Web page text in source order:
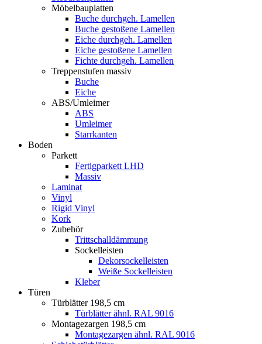
Möbelbauplatten
Buche durchgeh. Lamellen
Buche gestoßene Lamellen
Eiche durchgeh. Lamellen
Eiche gestoßene Lamellen
Fichte durchgeh. Lamellen
Treppenstufen massiv
Buche
Eiche
ABS/Umleimer
ABS
Umleimer
Starrkanten
Boden
Parkett
Fertigparkett LHD
Massiv
Laminat
Vinyl
Rigid Vinyl
Kork
Zubehör
Trittschalldämmung
Sockelleisten
Dekorsockelleisten
Weiße Sockelleisten
Kleber
Türen
Türblätter 198,5 cm
Türblätter ähnl. RAL 9016
Montagezargen 198,5 cm
Montagezargen ähnl. RAL 9016